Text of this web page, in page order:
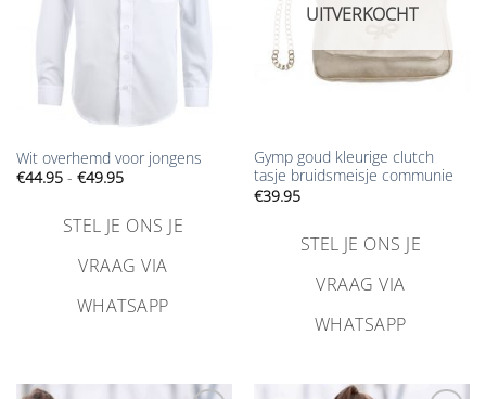
Wit overhemd voor jongens
€44.95 - €49.95Prijsklasse:
€49.95
STEL JE ONS JE
VRAAG VIA
WHATSAPP
UITVERKOCHT
Gymp goud kleurige clutch
tasje bruidsmeisje communie
€39.95
STEL JE ONS JE
VRAAG VIA
WHATSAPP